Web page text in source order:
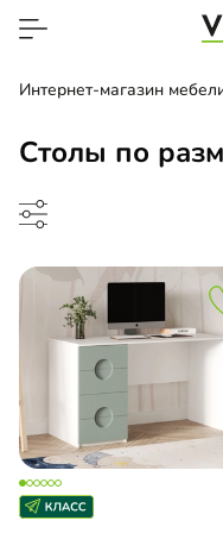
Интернет-магазин
Столы по
стол
столик
стол